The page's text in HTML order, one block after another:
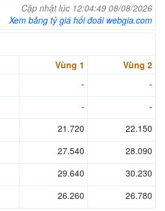
Cập nhật lúc 12:04:49 08/08/2026
Xem bảng tỷ giá hối đoái webgia.com
Vùng 1
Vùng 2
-
-
-
-
21.720
22.150
27.540
28.090
29.640
30.230
26.260 26.780